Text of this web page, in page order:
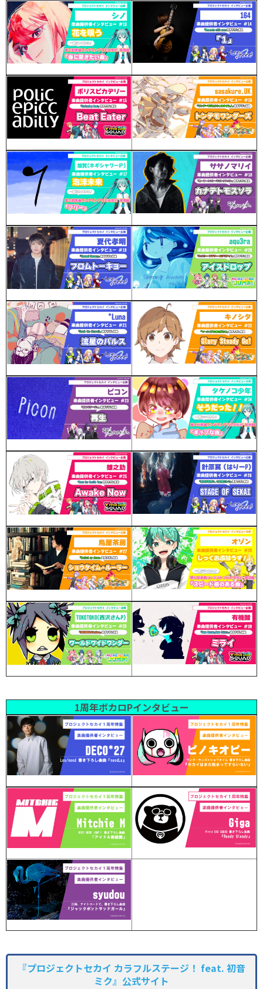
1周年ボカロPインタビュー
『プロジェクトセカイ カラフルステージ！ feat. 初音
ミク』公式サイト